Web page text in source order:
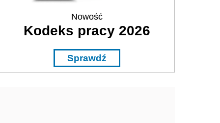
Nowość
Kodeks pracy 2026
Sprawdź